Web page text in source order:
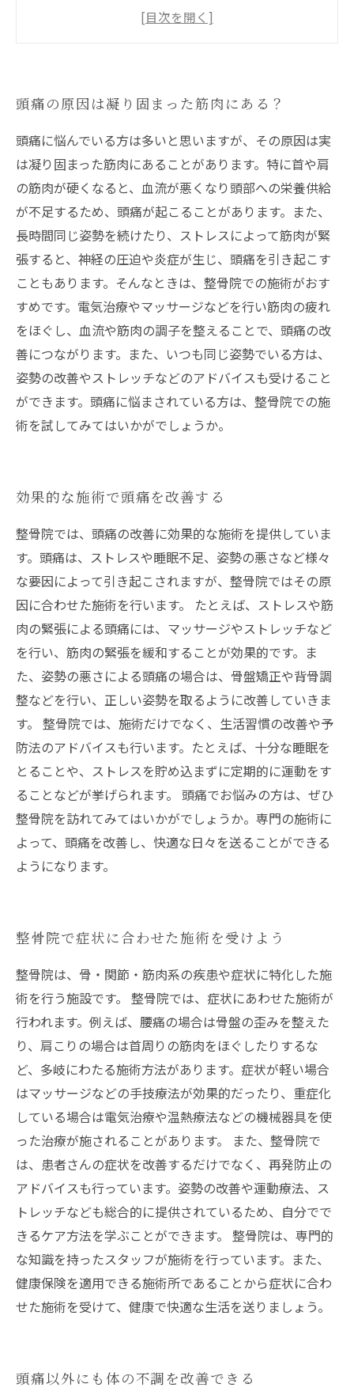
頭痛以外にも体の不調を改善できる
頭痛の原因は凝り固まった筋肉にある？
頭痛に悩んでいる方は多いと思いますが、その原因は実
は凝り固まった筋肉にあることがあります。特に首や肩
の筋肉が硬くなると、血流が悪くなり頭部への栄養供給
が不足するため、頭痛が起こることがあります。また、
長時間同じ姿勢を続けたり、ストレスによって筋肉が緊
張すると、神経の圧迫や炎症が生じ、頭痛を引き起こす
こともあります。そんなときは、整骨院での施術がおす
すめです。電気治療やマッサージなどを行い筋肉の疲れ
をほぐし、血流や筋肉の調子を整えることで、頭痛の改
善につながります。また、いつも同じ姿勢でいる方は、
姿勢の改善やストレッチなどのアドバイスも受けること
ができます。頭痛に悩まされている方は、整骨院での施
術を試してみてはいかがでしょうか。
効果的な施術で頭痛を改善する
整骨院では、頭痛の改善に効果的な施術を提供していま
す。頭痛は、ストレスや睡眠不足、姿勢の悪さなど様々
な要因によって引き起こされますが、整骨院ではその原
因に合わせた施術を行います。 たとえば、ストレスや筋
肉の緊張による頭痛には、マッサージやストレッチなど
を行い、筋肉の緊張を緩和することが効果的です。ま
た、姿勢の悪さによる頭痛の場合は、骨盤矯正や背骨調
整などを行い、正しい姿勢を取るように改善していきま
す。 整骨院では、施術だけでなく、生活習慣の改善や予
防法のアドバイスも行います。たとえば、十分な睡眠を
とることや、ストレスを貯め込まずに定期的に運動をす
ることなどが挙げられます。 頭痛でお悩みの方は、ぜひ
整骨院を訪れてみてはいかがでしょうか。専門の施術に
よって、頭痛を改善し、快適な日々を送ることができる
ようになります。
整骨院で症状に合わせた施術を受けよう
整骨院は、骨・関節・筋肉系の疾患や症状に特化した施
術を行う施設です。 整骨院では、症状にあわせた施術が
行われます。例えば、腰痛の場合は骨盤の歪みを整えた
り、肩こりの場合は首周りの筋肉をほぐしたりするな
ど、多岐にわたる施術方法があります。症状が軽い場合
はマッサージなどの手技療法が効果的だったり、重症化
している場合は電気治療や温熱療法などの機械器具を使
った治療が施されることがあります。 また、整骨院で
は、患者さんの症状を改善するだけでなく、再発防止の
アドバイスも行っています。姿勢の改善や運動療法、ス
トレッチなども総合的に提供されているため、自分でで
きるケア方法を学ぶことができます。 整骨院は、専門的
な知識を持ったスタッフが施術を行っています。また、
健康保険を適用できる施術所であることから症状に合わ
せた施術を受けて、健康で快適な生活を送りましょう。
頭痛以外にも体の不調を改善できる